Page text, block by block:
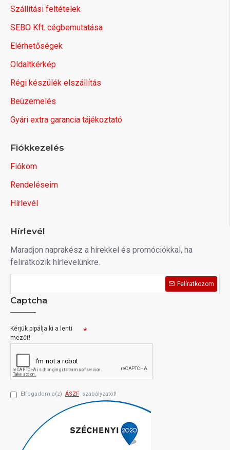
Szállítási feltételek
SEBO Kft. cégbemutatása
Elérhetőségek
Oldaltkérkép
Régi készülék elszállítás
Beüzemelés
Gyári extra garancia tájékoztató
Fiókkezelés
Fiókom
Rendeléseim
Hírlevél
Hírlevél
Maradjon naprakész a hírekkel és promóciókkal, ha
feliratkozik hírlevelünkre.
Felíratkozom
Captcha
Kérjük pipálja ki a lenti
mezőt!
Elfogadom a(z) ÁSZF szabályzatot!